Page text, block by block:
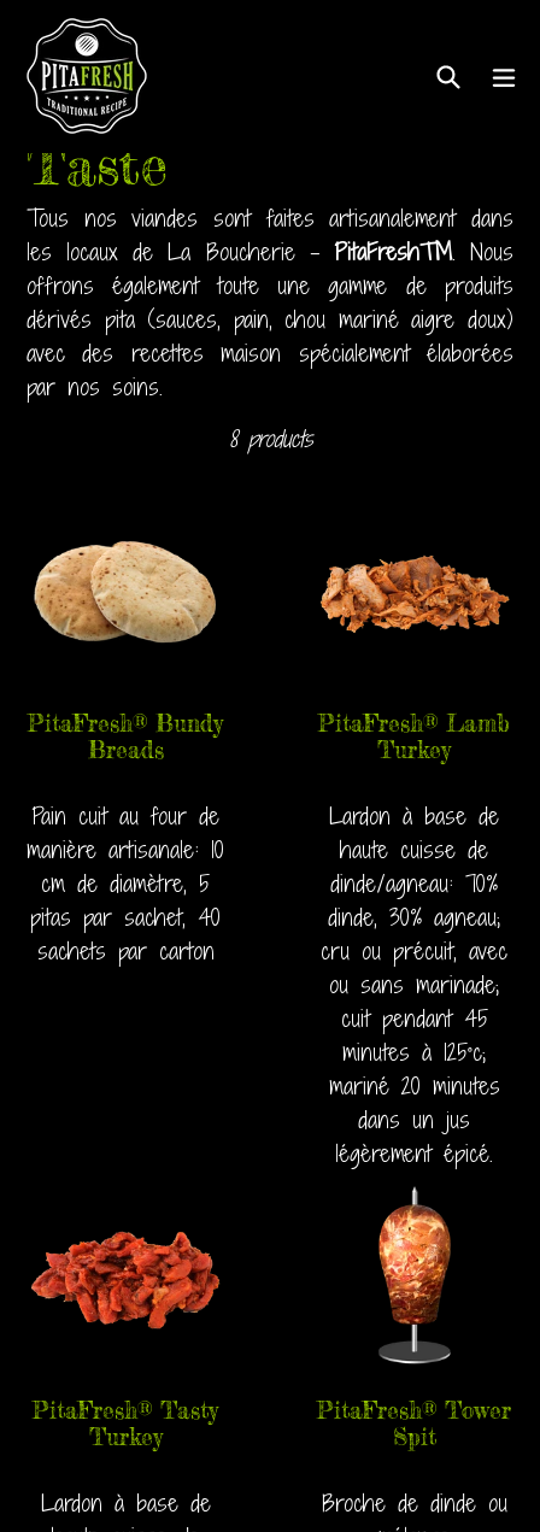
content
Search
Taste
Tous nos viandes sont faites artisanalement dans
les locaux de La Boucherie - PitaFresh™. Nous
offrons également toute une gamme de produits
dérivés pita (sauces, pain, chou mariné aigre doux)
avec des recettes maison spécialement élaborées
par nos soins.
8 productsSort
PitaFresh® Bundy
Breads
Pain cuit au four de
manière artisanale: 10
cm de diamètre, 5
pitas par sachet, 40
sachets par carton
PitaFresh® Lamb
Turkey
Lardon à base de
haute cuisse de
dinde/agneau: 70%
dinde, 30% agneau;
cru ou précuit, avec
ou sans marinade;
cuit pendant 45
minutes à 125°c;
mariné 20 minutes
dans un jus
légèrement épicé.
PitaFresh® Tasty
Turkey
Lardon à base de
PitaFresh® Tower
Spit
Broche de dinde ou